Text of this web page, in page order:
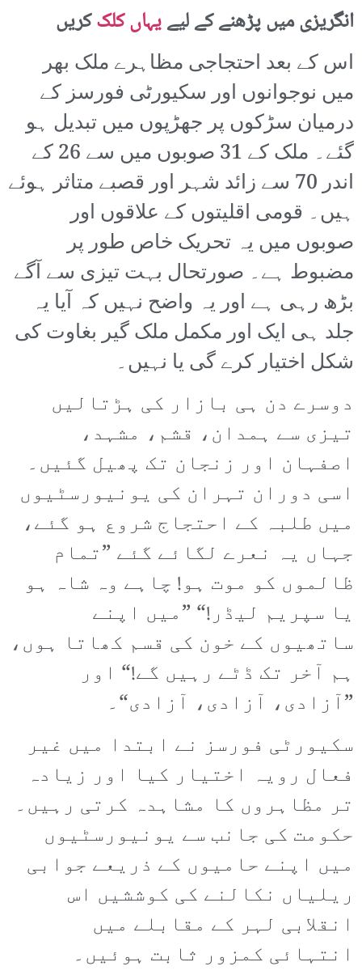
انگریزی میں پڑھنے کے لیےیہاں کلککریں
اس کے بعد احتجاجی مظاہرے ملک بھر
میں نوجوانوں اور سکیورٹی فورسز کے
درمیان سڑکوں پر جھڑپوں میں تبدیل ہو
گئے۔ ملک کے 31 صوبوں میں سے 26 کے
اندر 70 سے زائد شہر اور قصبے متاثر ہوئے
ہیں۔ قومی اقلیتوں کے علاقوں اور
صوبوں میں یہ تحریک خاص طور پر
مضبوط ہے۔ صورتحال بہت تیزی سے آگے
بڑھ رہی ہے اور یہ واضح نہیں کہ آیا یہ
جلد ہی ایک اور مکمل ملک گیر بغاوت کی
شکل اختیار کرے گی یا نہیں۔
دوسرے دن ہی بازار کی ہڑتالیں
تیزی سے ہمدان، قشم، مشہد،
اصفہان اور زنجان تک پھیل گئیں۔
اسی دوران تہران کی یونیورسٹیوں
میں طلبہ کے احتجاج شروع ہو گئے،
جہاں یہ نعرے لگائے گئے ”تمام
ظالموں کو موت ہو! چاہے وہ شاہ ہو
یا سپریم لیڈر!“ ”میں اپنے
ساتھیوں کے خون کی قسم کھاتا ہوں،
ہم آخر تک ڈٹے رہیں گے!“ اور
”آزادی، آزادی، آزادی“۔
سکیورٹی فورسز نے ابتدا میں غیر
فعال رویہ اختیار کیا اور زیادہ
تر مظاہروں کا مشاہدہ کرتی رہیں۔
حکومت کی جانب سے یونیورسٹیوں
میں اپنے حامیوں کے ذریعے جوابی
ریلیاں نکالنے کی کوششیں اس
انقلابی لہر کے مقابلے میں
انتہائی کمزور ثابت ہوئیں۔